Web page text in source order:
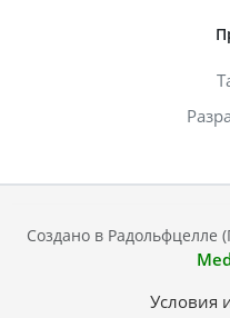
Создано в Радольфцелле
Условия